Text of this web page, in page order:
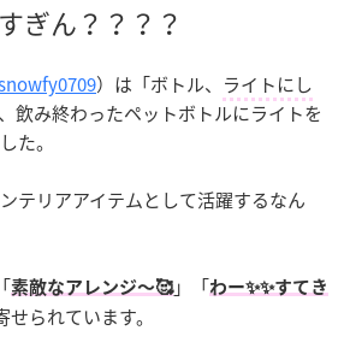
ぎん？？？？
）は「ボトル、 ライトにし
飲み終わったペットボトルにライトを
た。
テリアアイテムとして活躍するなん
素敵なアレンジ〜🥰」「わー✨✨すてき
られています。